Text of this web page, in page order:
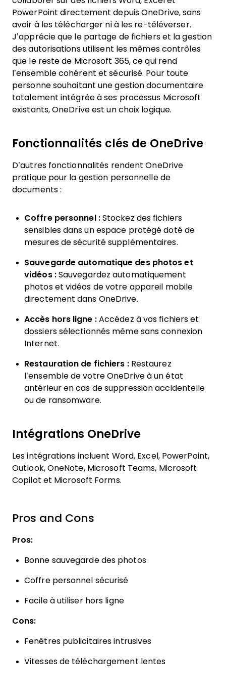
PowerPoint directement depuis OneDrive, sans
avoir à les télécharger ni à les re-téléverser.
J’apprécie que le partage de fichiers et la gestion
des autorisations utilisent les mêmes contrôles
que le reste de Microsoft 365, ce qui rend
l’ensemble cohérent et sécurisé. Pour toute
personne souhaitant une gestion documentaire
totalement intégrée à ses processus Microsoft
existants, OneDrive est un choix logique.
Fonctionnalités clés de OneDrive
D’autres fonctionnalités rendent OneDrive
pratique pour la gestion personnelle de
documents :
Coffre personnel :Stockez des fichiers
sensibles dans un espace protégé doté de
mesures de sécurité supplémentaires.
Sauvegarde automatique des photos et
vidéos :Sauvegardez automatiquement
photos et vidéos de votre appareil mobile
directement dans OneDrive.
Accès hors ligne :Accédez à vos fichiers et
dossiers sélectionnés même sans connexion
Internet.
Restauration de fichiers :Restaurez
l’ensemble de votre OneDrive à un état
antérieur en cas de suppression accidentelle
ou de ransomware.
Intégrations OneDrive
Les intégrations incluent Word, Excel, PowerPoint,
Outlook, OneNote, Microsoft Teams, Microsoft
Copilot et Microsoft Forms.
Pros and Cons
Pros:
Bonne sauvegarde des photos
Coffre personnel sécurisé
Facile à utiliser hors ligne
Cons:
Fenêtres publicitaires intrusives
Vitesses de téléchargement lentes